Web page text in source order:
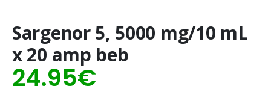
Sargenor 5, 5000 mg/10 mL
x 20 amp beb
24.95€